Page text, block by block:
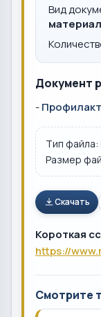
Вид
Документ
-
Тип файла:
Размер
Скачать
Короткая
https://
Смотрите